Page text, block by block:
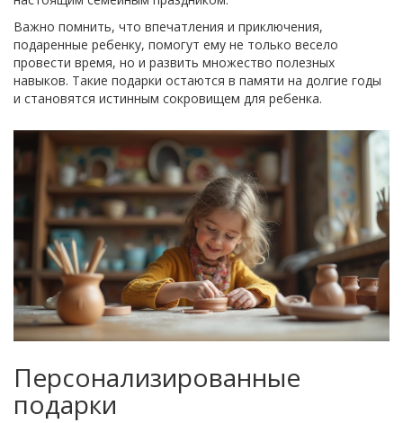
Важно помнить, что впечатления и приключения,
подаренные ребенку, помогут ему не только весело
провести время, но и развить множество полезных
навыков. Такие подарки остаются в памяти на долгие годы
и становятся истинным сокровищем для ребенка.
Персонализированные
подарки